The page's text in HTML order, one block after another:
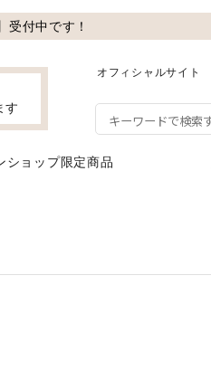
受付中です！
す
オフィシャルサイト
ショップ限定商品